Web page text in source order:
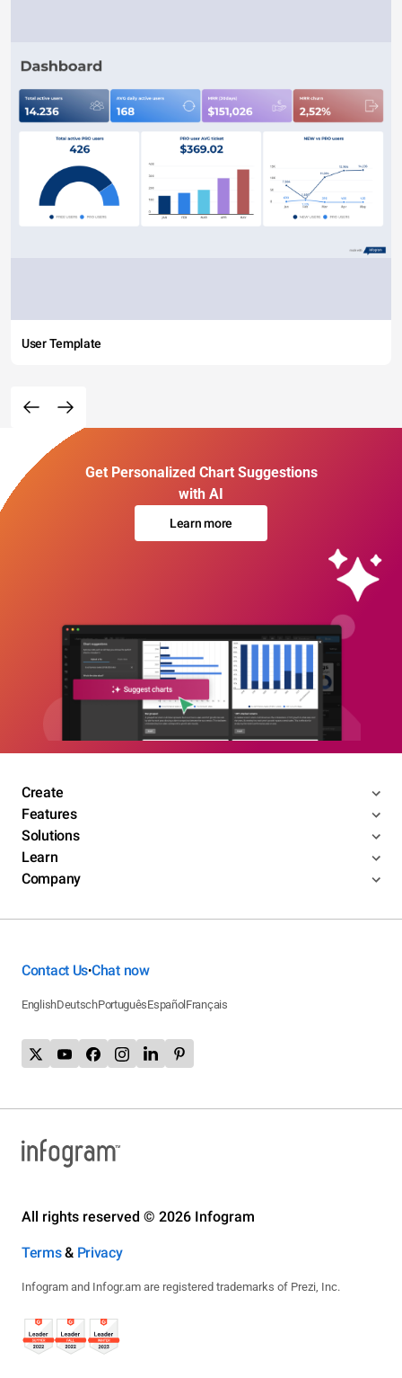
User Template
Get Personalized Chart Suggestions
with AI
Learn more
Create
Features
Solutions
Learn
Company
Contact Us•Chat now
EnglishDeutschPortuguêsEspañol Français
All rights reserved © 2026 Infogram
Terms& Privacy
Infogram and Infogr.am are registered trademarks of Prezi, Inc.